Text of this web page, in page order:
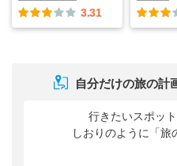
3.31
自分だけの旅の計
行きたいスポッ
しおりのように「旅